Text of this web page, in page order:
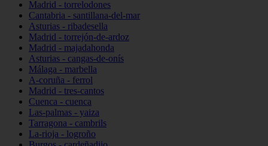
Madrid - torrelodones
Cantabria - santillana-del-mar
Asturias - ribadesella
Madrid - torrejón-de-ardoz
Madrid - majadahonda
Asturias - cangas-de-onís
Málaga - marbella
A-coruña - ferrol
Madrid - tres-cantos
Cuenca - cuenca
Las-palmas - yaiza
Tarragona - cambrils
La-rioja - logroño